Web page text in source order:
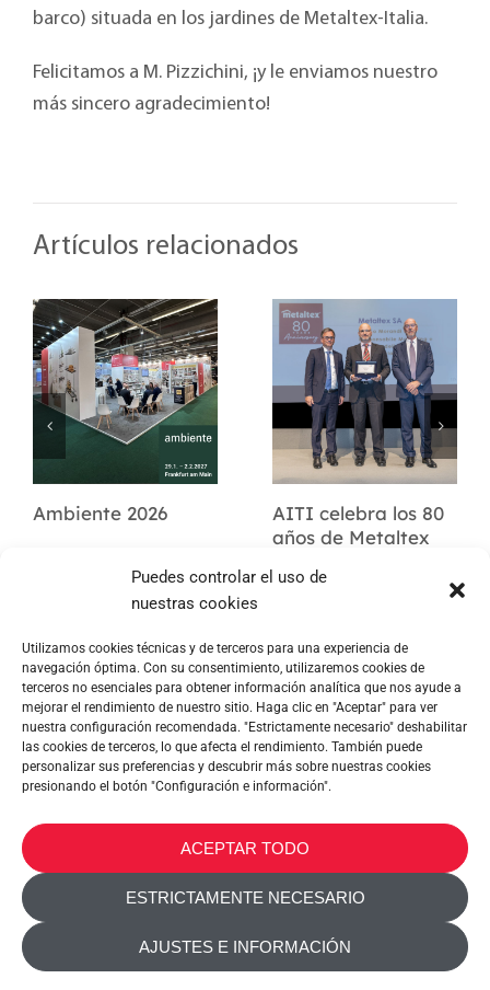
Puedes controlar el uso de
nuestras cookies
Utilizamos cookies técnicas y de terceros para una experiencia de
navegación óptima. Con su consentimiento, utilizaremos cookies de
terceros no esenciales para obtener información analítica que nos ayude a
mejorar el rendimiento de nuestro sitio. Haga clic en "Aceptar" para ver
nuestra configuración recomendada. "Estrictamente necesario" deshabilitar
las cookies de terceros, lo que afecta el rendimiento. También puede
personalizar sus preferencias y descubrir más sobre nuestras cookies
presionando el botón "Configuración e información".
ACEPTAR TODO
ESTRICTAMENTE NECESARIO
AJUSTES E INFORMACIÓN
barco) situada en los jardines de Metaltex-Italia.
Felicitamos a M. Pizzichini, ¡y le enviamos nuestro
más sincero agradecimiento!
Artículos relacionados
Ambiente 2026
AITI celebra los 80
años de Metaltex
METALTEX SA © 2023 Powered by Ticyweb
POLITICA DE PRIVACIDAD